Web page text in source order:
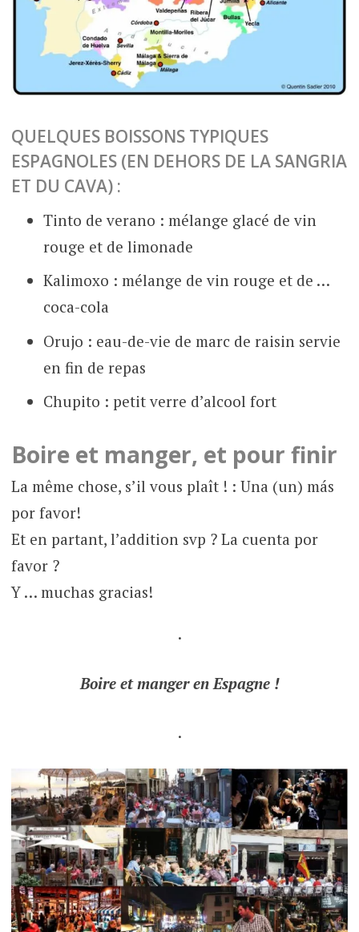
QUELQUES BOISSONS TYPIQUES
ESPAGNOLES (EN DEHORS DE LA SANGRIA
ET DU CAVA) :
Tinto de verano : mélange glacé de vin
rouge et de limonade
Kalimoxo : mélange de vin rouge et de …
coca-cola
Orujo : eau-de-vie de marc de raisin servie
en fin de repas
Chupito : petit verre d’alcool fort
Boire et manger, et pour finir
La même chose, s’il vous plaît ! : Una (un) más
por favor!
Et en partant, l’addition svp ? La cuenta por
favor ?
Y … muchas gracias!
.
Boire et manger en Espagne !
.